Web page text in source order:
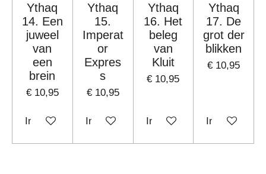
Ythaq
14. Een
juweel
van
een
brein
€ 10,95
In winkelwagen
Ythaq
15.
Imperat
or
Expres
s
€ 10,95
In winkelwagen
Ythaq
16. Het
beleg
van
Kluit
€ 10,95
In winkelwagen
Ythaq
17. De
grot der
blikken
€ 10,95
In